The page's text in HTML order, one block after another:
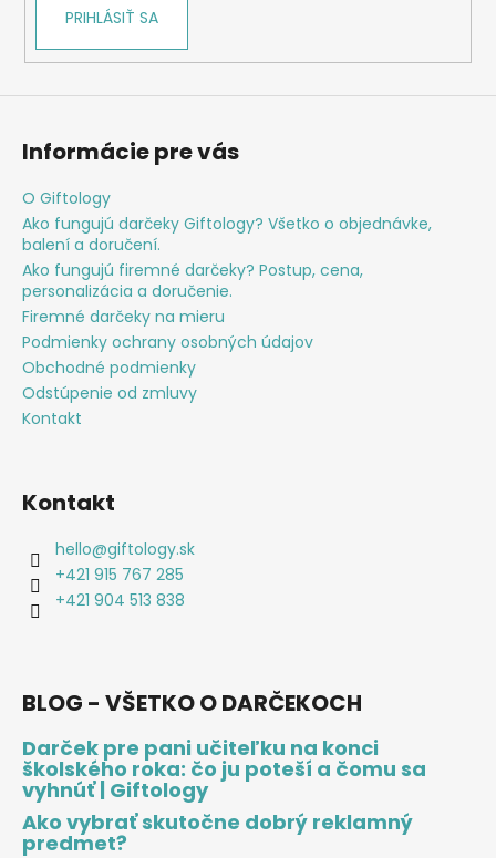
PRIHLÁSIŤ SA
Informácie pre vás
O Giftology
Ako fungujú darčeky Giftology? Všetko o objednávke,
balení a doručení.
Ako fungujú firemné darčeky? Postup, cena,
personalizácia a doručenie.
Firemné darčeky na mieru
Podmienky ochrany osobných údajov
Obchodné podmienky
Odstúpenie od zmluvy
Kontakt
Kontakt
hello@giftology.sk
+421 915 767 285
+421 904 513 838
BLOG - VŠETKO O DARČEKOCH
Darček pre pani učiteľku na konci
školského roka: čo ju poteší a čomu sa
vyhnúť | Giftology
Ako vybrať skutočne dobrý reklamný
predmet?